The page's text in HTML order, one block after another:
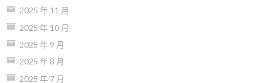
2025 年 11 月
2025 年 10 月
2025 年 9 月
2025 年 8 月
2025 年 7 月